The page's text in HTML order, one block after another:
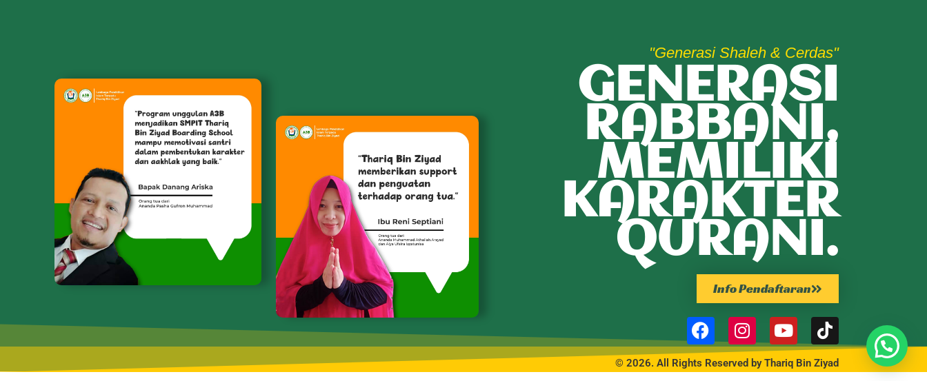
"Generasi Shaleh & Cerdas"
GENERASI
RABBANI,
MEMILIKI
KARAKTER
QURANI.
Info Pendaftaran
© 2026. All Rights Reserved by Thariq Bin Ziyad